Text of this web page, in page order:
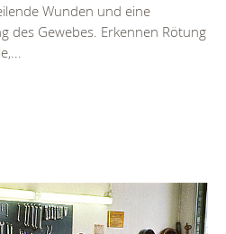
Wunden und eine
des Gewebes. Erkennen Rötung